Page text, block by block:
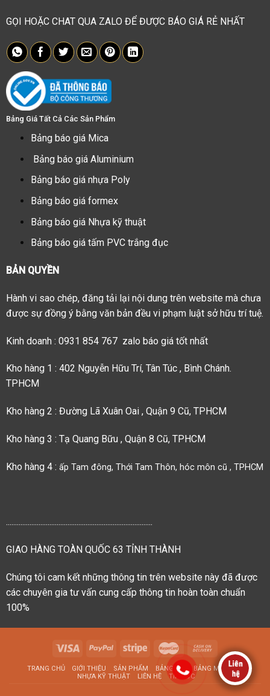
GỌI HOẶC CHAT QUA ZALO ĐỂ ĐƯỢC BÁO GIÁ RẺ NHẤT
Bảng Giá Tất Cả Các Sản Phẩm
Bảng báo giá Mica
Bảng báo giá Aluminium
Bảng báo giá nhựa Poly
Bảng báo giá formex
Bảng báo giá Nhựa kỹ thuật
Bảng báo giá tấm PVC trắng đục
BẢN QUYỀN
Hành vi sao chép, đăng tải lại nội dung trên website mà chưa
được sự đồng ý bằng văn bản đều vi phạm luật sở hữu trí tuệ.
Kinh doanh : 0931 854 767 zalo báo giá tốt nhất
Kho hàng 1 : 402 Nguyễn Hữu Trí, Tân Túc , Bình Chánh.
TPHCM
Kho hàng 2 : Đường Lã Xuân Oai , Quận 9 Cũ, TPHCM
Kho hàng 3 : Tạ Quang Bữu , Quận 8 Cũ, TPHCM
Kho hàng 4 : ấp Tam đông, Thới Tam Thôn, hóc môn cũ , TPHCM
.................................................................................
GIAO HÀNG TOÀN QUỐC 63 TỈNH THÀNH
Chúng tôi cam kết những thông tin trên website này đã được
các chuyên gia tư vấn cung cấp thông tin hoàn toàn chuẩn
100%
TRANG CHỦ GIỚI THIỆU SẢN PHẨM BẢNG GIÁ
BẢNG MÃ MÀU
NHỰA KỸ THUẬT
LIÊN HỆ TIN TỨC